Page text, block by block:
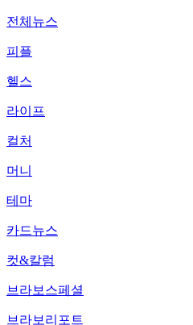
전체뉴스
피플
헬스
라이프
컬처
머니
테마
카드뉴스
컷&칼럼
브라보스페셜
브라보리포트